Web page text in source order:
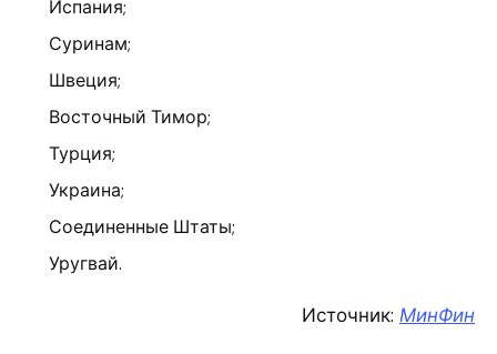
Испания;
Суринам;
Швеция;
Восточный Тимор;
Турция;
Украина;
Соединенные Штаты;
Уругвай.
Источник: МинФин